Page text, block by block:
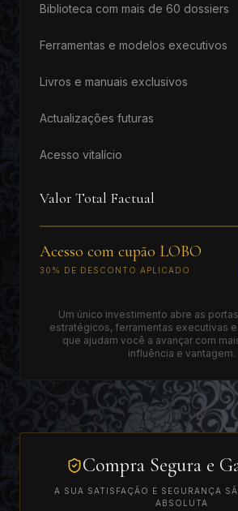
Biblioteca com mais de 60 dossiers
Ferramentas e modelos executivos
Livros e manuais exclusivos
Actualizações futuras
Acesso vitalício
Valor Total Factual
Acesso com cupão LOBO
30% DE DESCONTO APLICADO
Um único investimento abre as
estratégicos, ferramentas executivas
que ajudam você a avançar com
influência e vantagem.
Compra Segura e
A SUA SATISFAÇÃO E SEGURANÇA
ABSOLUTA